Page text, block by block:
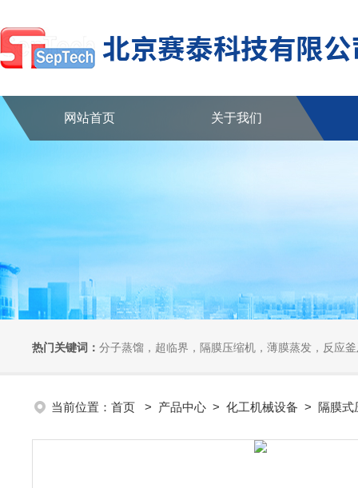
网站首页 关于我们
热门关键词： 分子蒸馏，超临界，隔膜压缩机，薄膜蒸发，反应
当前位置： 首页 > 产品中心 > 化工机械设备 > 隔膜式